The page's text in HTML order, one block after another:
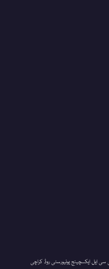
ایل ایکسچینج یونیورسٹی روڈ کراچی